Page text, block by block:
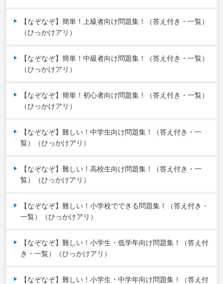
【なぞなぞ】簡単！上級者向け問題集！（答え付き・一覧）
（ひっかけアリ）
【なぞなぞ】簡単！中級者向け問題集！（答え付き・一覧）
（ひっかけアリ）
【なぞなぞ】簡単！初心者向け問題集！（答え付き・一覧）
（ひっかけアリ）
【なぞなぞ】難しい！中学生向け問題集！（答え付き・一
覧）（ひっかけアリ）
【なぞなぞ】難しい！高校生向け問題集！（答え付き・一
覧）（ひっかけアリ）
【なぞなぞ】難しい！小学校でできる問題集！（答え付き・
一覧）（ひっかけアリ）
【なぞなぞ】難しい！小学生・低学年向け問題集！（答え付
き・一覧）（ひっかけアリ）
【なぞなぞ】難しい！小学生・中学年向け問題集！（答え付